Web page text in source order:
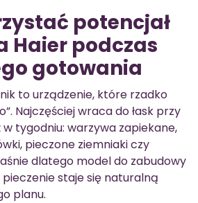
potencjał
Haier podczas
gotowania
to urządzenie, które rzadko
Najczęściej wraca do łask przy
tygodniu: warzywa zapiekane,
pieczone ziemniaki czy
dlatego model do zabudowy
staje się naturalną
planu.